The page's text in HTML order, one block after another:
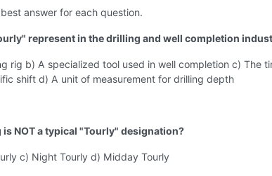
answer for each question.
represent in the drilling and well completion
rig b) A specialized tool used in well completion c) The
shift d) A unit of measurement for drilling depth
NOT a typical "Tourly" designation?
c) Night Tourly d) Midday Tourly